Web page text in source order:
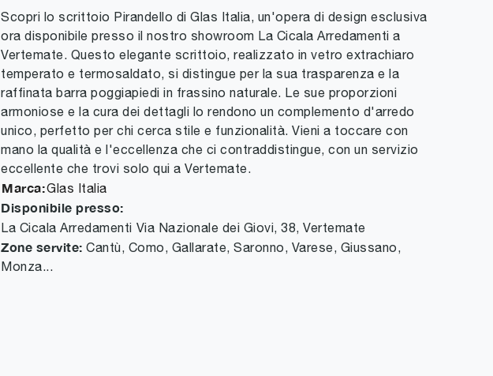
Scopri lo scrittoio Pirandello di Glas Italia, un'opera di design esclusiva
ora disponibile presso il nostro showroom La Cicala Arredamenti a
Vertemate. Questo elegante scrittoio, realizzato in vetro extrachiaro
temperato e termosaldato, si distingue per la sua trasparenza e la
raffinata barra poggiapiedi in frassino naturale. Le sue proporzioni
armoniose e la cura dei dettagli lo rendono un complemento d'arredo
unico, perfetto per chi cerca stile e funzionalità. Vieni a toccare con
mano la qualità e l'eccellenza che ci contraddistingue, con un servizio
eccellente che trovi solo qui a Vertemate.
Marca:Glas Italia
Disponibile presso:
La Cicala Arredamenti Via Nazionale dei Giovi, 38, Vertemate
Zone servite: Cantù, Como, Gallarate, Saronno, Varese, Giussano,
Monza...